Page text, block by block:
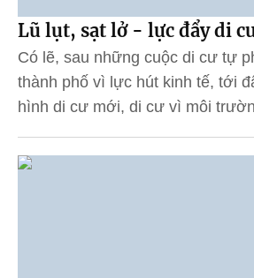
Lũ lụt, sạt lở - lực đẩy di
Có lẽ, sau những cuộc di cư tự
thành phố vì lực hút kinh tế, tới
hình di cư mới, di cư vì môi